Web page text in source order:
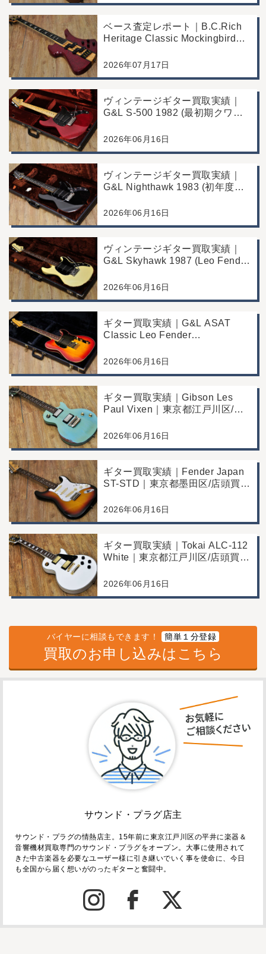
ベース査定レポート｜B.C.Rich
Heritage Classic Mockingbird
にて買取
2026年07月17日
ヴィンテージギター買取実績｜
G&L S-500 1982 (最初期クワガ
買取/コンディション良好の査定
2026年06月16日
ヴィンテージギター買取実績｜
G&L Nighthawk 1983 (初年度マ
区/店頭買取/コンディション良好
2026年06月16日
ヴィンテージギター買取実績｜
G&L Skyhawk 1987 (Leo Fender
川区/店頭買取/コンディション良
2026年06月16日
ギター買取実績｜G&L ASAT
Classic Leo Fender
江戸川区/店頭買取/コンディショ
2026年06月16日
ギター買取実績｜Gibson Les
Paul Vixen｜東京都江戸川区/店
例
2026年06月16日
ギター買取実績｜Fender Japan
ST-STD｜東京都墨田区/店頭買
2026年06月16日
ギター買取実績｜Tokai ALC-112
White｜東京都江戸川区/店頭買
2026年06月16日
バイヤーに相談もできます！ 簡単１分登録
買取のお申し込みはこちら
サウンド・プラグ店主
サウンド・プラグの情熱店主。15年前に東京江戸川区の平井に楽器＆
音響機材買取専門のサウンド・プラグをオープン。大事に使用されて
きた中古楽器を必要なユーザー様に引き継いでいく事を使命に、今日
も全国から届く想いがのったギターと奮闘中。